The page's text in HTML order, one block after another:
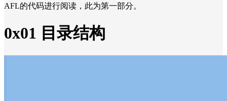
AFL的代码进行阅读，此为第一部分。
0x01 目录结构